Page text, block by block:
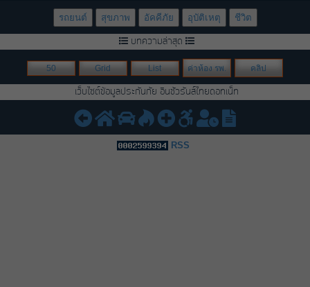
รถยนต์ สุขภาพ อัคคีภัย อุบัติเหตุ ชีวิต
บทความล่าสุด
50 Grid List ค่าห้อง รพ. คลิป
เว็บไซต์ข้อมูลประกันภัย อินชัวรันส์ไทยดอทเน็ท
RSS